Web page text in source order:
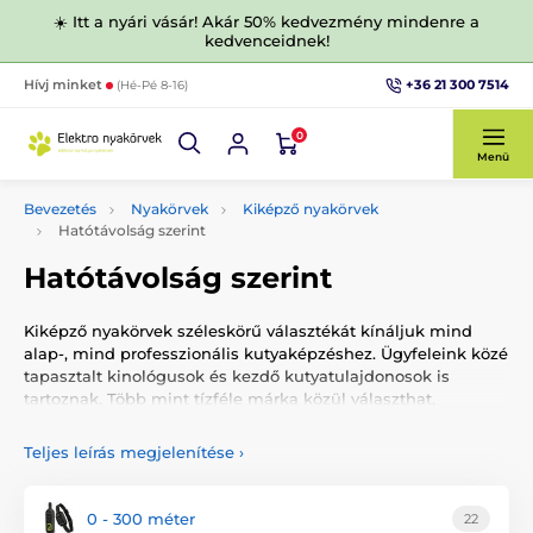
☀️ Itt a nyári vásár! Akár 50% kedvezmény mindenre a
kedvenceidnek!
Hívj minket (Hé-Pé 8-16) +36 21 300 7514
0
Menü
Bevezetés Nyakörvek
Kiképző nyakörvek
Hatótávolság szerint
Hatótávolság szerint
Kiképző nyakörvek széleskörű választékát kínáljuk mind
alap-, mind professzionális kutyaképzéshez. Ügyfeleink közé
tapasztalt kinológusok és kezdő kutyatulajdonosok is
tartoznak. Több mint tízféle márka közül választhat,
ajánljuk Aetertek vagy SportDog
véve az egyszerű kezelhetőséget és a 3 éves
és a könnyű használat jellemzi.
Teljes leírás megjelenítése ›
0 - 300 méter 22